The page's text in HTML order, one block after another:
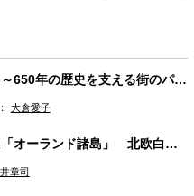
垂井町曳軕（ひきやま）祭り～650年の歴史を支える街のパワー～
大倉愛子
バルト海フィンランドの群島「オーランド諸島」 北欧白夜の夏旅
章司